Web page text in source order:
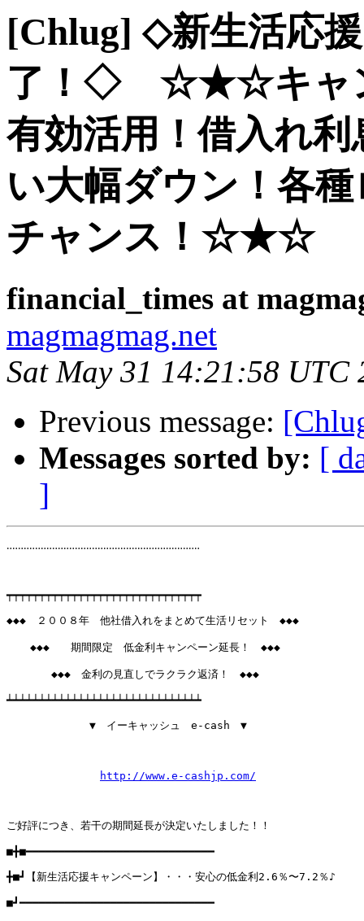
[Chlug] ◇新生活応
了！◇ ☆★☆キャン
有効活用！借入れ
い大幅ダウン！各
チャンス！☆★☆
financial_times at
magmagmag.net
Sat May 31 14:21:58 UTC
Previous message:
Messages sorted by: [
]
‥‥‥‥‥‥‥‥‥‥‥‥‥‥‥‥‥‥‥‥‥‥‥‥‥‥‥‥‥‥‥‥‥‥
┯┯┯┯┯┯┯┯┯┯┯┯┯┯┯┯┯┯┯┯┯┯┯┯┯┯┯┯┯┯
◆◆◆　２００８年　他社借入れをまとめて生活リセット　◆◆◆
◆◆◆　　期間限定　低金利キャンペーン延長！　◆◆◆
◆◆◆　金利の見直しでラクラク返済！　◆◆◆
┷┷┷┷┷┷┷┷┷┷┷┷┷┷┷┷┷┷┷┷┷┷┷┷┷┷┷┷┷┷
▼　イーキャッシュ　e-cash　▼
http://www.e-cashjp.com/
ご好評につき、若干の期間延長が決定いたしました！！
■╋■━━━━━━━━━━━━━━━━━━━━━━━━━━━━━
╋■┛【新生活応援キャンペーン】・・・安心の低金利2.6％〜7.2％♪
■┛━━━━━━━━━━━━━━━━━━━━━━━━━━━━━━